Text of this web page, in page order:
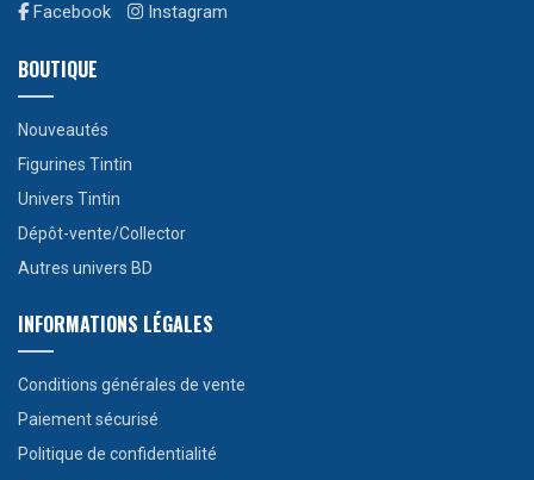
Facebook
Instagram
BOUTIQUE
Nouveautés
Figurines Tintin
Univers Tintin
Dépôt-vente/Collector
Autres univers BD
INFORMATIONS LÉGALES
Conditions générales de vente
Paiement sécurisé
Politique de confidentialité